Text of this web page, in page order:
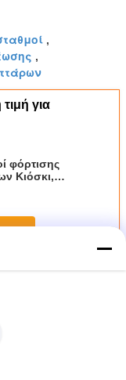
,
,
για
φόρτισης
Κιόσκι,
κυττάρων